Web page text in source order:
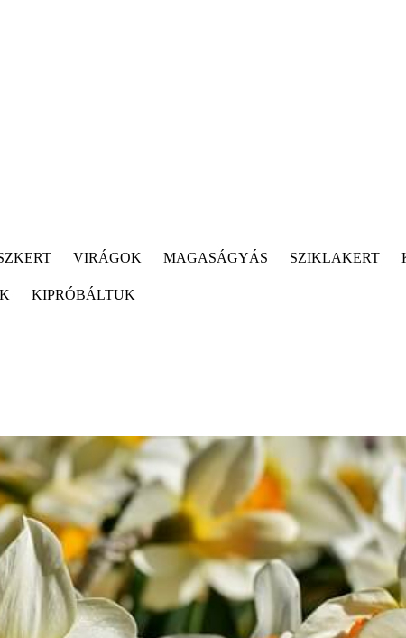
VIRÁGOK MAGASÁGYÁS SZIKLAKERT
KIPRÓBÁLTUK